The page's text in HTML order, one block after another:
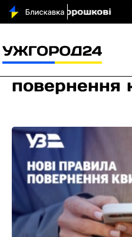
у Порошкові В
повернення